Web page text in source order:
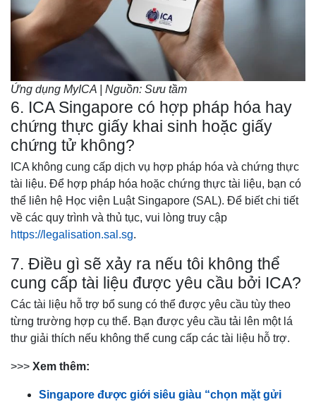
Ứng dụng MyICA | Nguồn: Sưu tầm
6. ICA Singapore có hợp pháp hóa hay
chứng thực giấy khai sinh hoặc giấy
chứng tử không?
ICA không cung cấp dịch vụ hợp pháp hóa và chứng thực
tài liệu. Để hợp pháp hóa hoặc chứng thực tài liệu, bạn có
thể liên hệ Học viện Luật Singapore (SAL). Để biết chi tiết
về các quy trình và thủ tục, vui lòng truy cập
https://legalisation.sal.sg.
7. Điều gì sẽ xảy ra nếu tôi không thể
cung cấp tài liệu được yêu cầu bởi ICA?
Các tài liệu hỗ trợ bổ sung có thể được yêu cầu tùy theo
từng trường hợp cụ thể. Bạn được yêu cầu tải lên một lá
thư giải thích nếu không thể cung cấp các tài liệu hỗ trợ.
>>> Xem thêm:
Singapore được giới siêu giàu “chọn mặt gửi